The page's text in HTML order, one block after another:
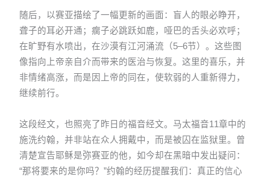
随后，以赛亚描绘了一幅更新的画面：盲人的眼必睁开，
聋子的耳必开通；瘸子必跳跃如鹿，哑巴的舌头必欢呼；
在旷野有水喷出，在沙漠有江河涌流（5–6节）。这些图
像指向上帝亲自介而带来的医治与恢复。这里的喜乐，并
非情绪高涨，而是因上帝的同在，使软弱的人重新得力，
继续前行。
这段经文，也照亮了昨日的福音经文。马太福音11章中的
施洗约翰，并非站在众人拥戴中，而是被囚在监狱里。曾
清楚宣告耶稣是弥赛亚的他，如今却在黑暗中发出疑问：
“那将要来的是你吗？”约翰的经历提醒我们：真正的信心